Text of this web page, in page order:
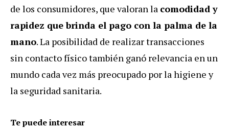
de los consumidores, que valoran la comodidad y
rapidez que brinda el pago con la palma de la
mano. La posibilidad de realizar transacciones
sin contacto físico también ganó relevancia en un
mundo cada vez más preocupado por la higiene y
la seguridad sanitaria.
Te puede interesar